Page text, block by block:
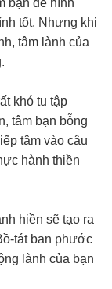
bạn dễ hình
tốt. Nhưng khi
tâm lành của
khó tu tập
tâm bạn bỗng
tâm vào câu
hành thiền
hiền sẽ tạo ra
tát ban phước
lành của bạn